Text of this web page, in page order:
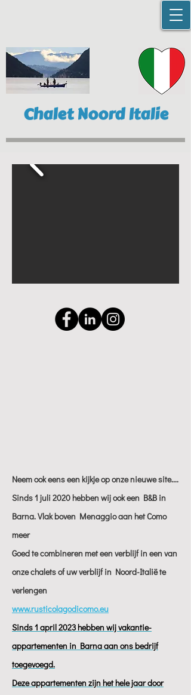
Chalet Noord Italie
Neem ook eens een kijkje op onze nieuwe site....
Sinds 1 juli 2020 hebben wij ook een B&B in
Barna. Vlak boven Menaggio aan het Como
meer
Goed te combineren met een verblijf in een van
onze chalets of uw verblijf in Noord-Italië te
verlengen
www.rusticolagodicomo.eu
Sinds 1 april 2023 hebben wij vakantie-
appartementen in Barna aan ons bedrijf
toegevoegd.
Deze appartementen zijn het hele jaar door